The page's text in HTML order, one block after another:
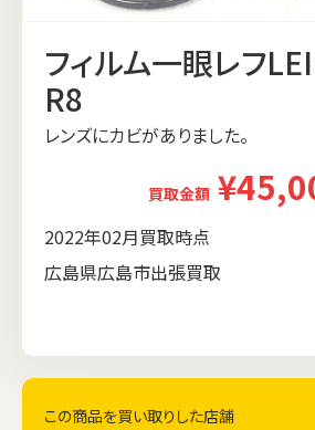
フィルム一眼レフ
R8
レンズにカビがありました。
買取金額
2022年02月買取時点
広島県広島市出張買取
この商品を買い取りした店舗